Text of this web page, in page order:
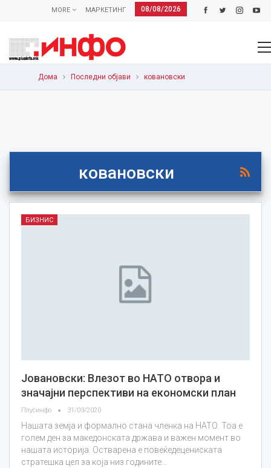
08/08/2026
МАРКЕТИНГ
MORE
Дома Последни објави ковановски
ковановски
БИЗНИС
Јовановски: Влезот во НАТО отвора и
значајни перспективи на економски план
Плусинфо 31/03/2020
Нашата земја и формално стана членка на НАТО. Тоа е
голем ден за македонската држава и важен момент во
нашата историја. Остварена е повеќедецениската
стратешка цел за која низ годините…